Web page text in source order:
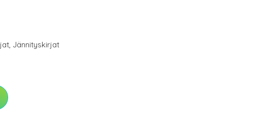
, Jännityskirjat